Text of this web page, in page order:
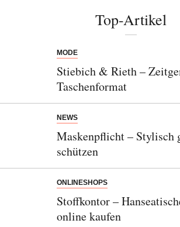
Top-Artikel
MODE
Stiebich & Rieth –
Taschenformat
NEWS
Maskenpflicht – Stylisch
schützen
ONLINESHOPS
Stoffkontor –
online kaufen